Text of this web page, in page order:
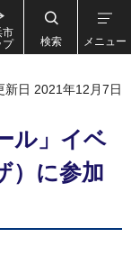
市
プ
検索 メニュー
新日 2021年12月7日
ル」イベ
）に参加